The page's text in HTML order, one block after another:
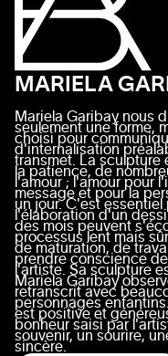
MARIELA
Mariela Garibay nous
seulement une forme,
choisi pour
d'internalisation
transmet. La
la patience, de
l'amour ; l'amour pour
message et pour la
un jour. C'est
l'élaboration d'un
des mois peuvent
processus lent mais
de maturation, de
prendre conscience
l'artiste. Sa sculpture
Mariela Garibay
retranscrit avec
personnages
est positive et
bonheur saisi par
souvenir, un sourire,
sincère.